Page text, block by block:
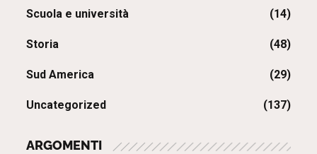
Scuola e università (14)
Storia (48)
Sud America (29)
Uncategorized (137)
ARGOMENTI